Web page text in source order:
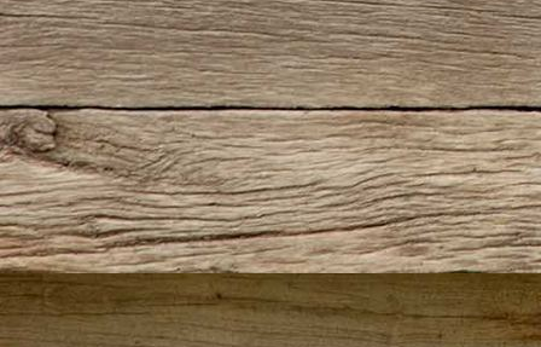
IMG-20180227-WA0009